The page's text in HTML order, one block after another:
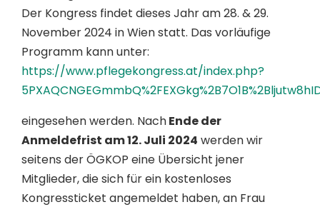
Der Kongress findet dieses Jahr am 28. & 29.
November 2024 in Wien statt. Das vorläufige
Programm kann unter:
https://www.pflegekongress.at/index.php?
eingesehen werden. NachEnde der
Anmeldefrist am 12. Juli 2024 werden wir
seitens der ÖGKOP eine Übersicht jener
Mitglieder, die sich für ein kostenloses
Kongressticket angemeldet haben, an Frau